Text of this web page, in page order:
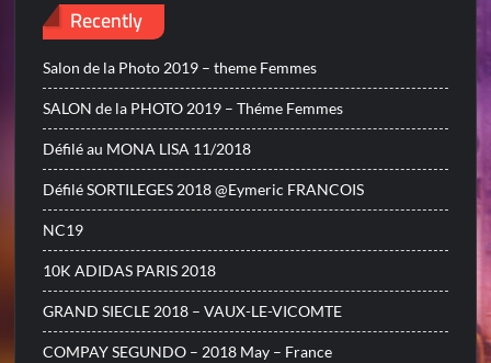
Recently
Salon de la Photo 2019 – theme Femmes
SALON de la PHOTO 2019 – Théme Femmes
Défilé au MONA LISA 11/2018
Défilé SORTILEGES 2018 @Eymeric FRANCOIS
NC19
10K ADIDAS PARIS 2018
GRAND SIECLE 2018 – VAUX-LE-VICOMTE
COMPAY SEGUNDO – 2018 May – France